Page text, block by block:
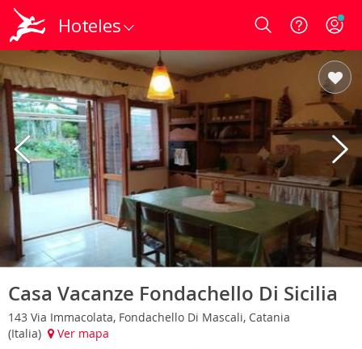
Hoteles Login
Casa Vacanze Fondachello Di Sicilia
143 Via Immacolata, Fondachello Di Mascali, Catania
(Italia)
Ver mapa